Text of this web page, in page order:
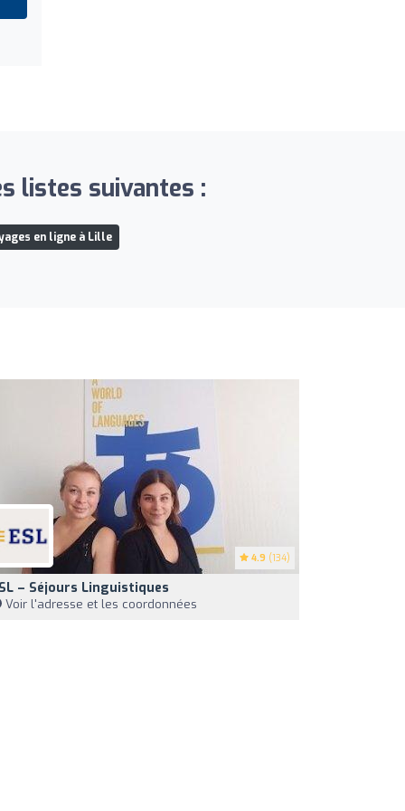
listes suivantes :
en ligne à Lille
4.9 (134)
– Séjours Linguistiques
Voir l'adresse et les coordonnées